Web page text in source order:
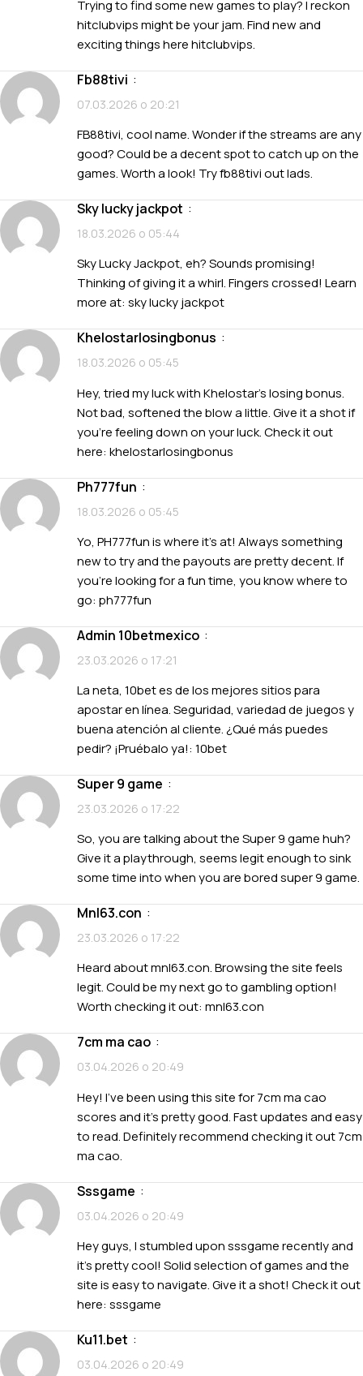
Trying to find some new games to play? I reckon
hitclubvips might be your jam. Find new and
exciting things herehitclubvips.
fb88tivi :
07.03.2026 о 20:21
FB88tivi, cool name. Wonder if the streams are any
good? Could be a decent spot to catch up on the
games. Worth a look! Tryfb88tiviout lads.
sky lucky jackpot :
18.03.2026 о 05:44
Sky Lucky Jackpot, eh? Sounds promising!
Thinking of giving it a whirl. Fingers crossed! Learn
more at: sky lucky jackpot
khelostarlosingbonus :
18.03.2026 о 05:45
Hey, tried my luck with Khelostar’s losing bonus.
Not bad, softened the blow a little. Give it a shot if
you’re feeling down on your luck. Check it out
here: khelostarlosingbonus
ph777fun :
18.03.2026 о 05:45
Yo, PH777fun is where it’s at! Always something
new to try and the payouts are pretty decent. If
you’re looking for a fun time, you know where to
go: ph777fun
Admin 10betmexico :
23.03.2026 о 17:21
La neta, 10bet es de los mejores sitios para
apostar en línea. Seguridad, variedad de juegos y
buena atención al cliente. ¿Qué más puedes
pedir? ¡Pruébalo ya!: 10bet
super 9 game :
23.03.2026 о 17:22
So, you are talking about the Super 9 game huh?
Give it a playthrough, seems legit enough to sink
some time into when you are boredsuper 9 game.
mnl63.con :
23.03.2026 о 17:22
Heard about mnl63.con. Browsing the site feels
legit. Could be my next go to gambling option!
Worth checking it out: mnl63.con
7cm ma cao :
03.04.2026 о 20:49
Hey! I’ve been using this site for 7cm ma cao
scores and it’s pretty good. Fast updates and easy
to read. Definitely recommend checking it out7cm
ma cao.
sssgame :
03.04.2026 о 20:49
Hey guys, I stumbled upon sssgame recently and
it’s pretty cool! Solid selection of games and the
site is easy to navigate. Give it a shot! Check it out
here: sssgame
ku11.bet :
03.04.2026 о 20:49